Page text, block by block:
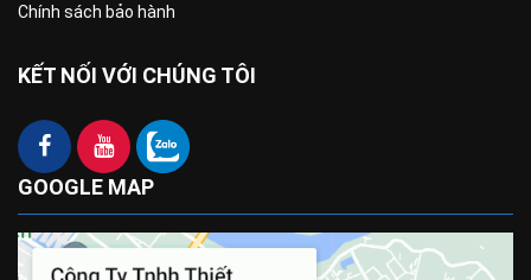
Chính sách bảo hành
KẾT NỐI VỚI CHÚNG TÔI
GOOGLE MAP